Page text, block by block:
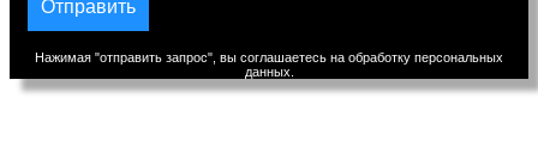
Нажимая "отправить запрос", вы соглашаетесь на обработку персональных
данных.